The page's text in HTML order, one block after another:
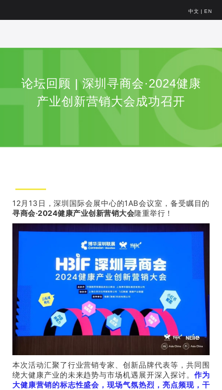
中文 | EN
论坛回顾 | 深圳寻商会·2024健康
产业创新营销大会成功召开
12月13日，深圳国际会展中心的1AB会议室，备受瞩目的
寻商会·2024健康产业创新营销大会隆重举行！
本次活动汇聚了行业营销专家、创新品牌代表等，共同围
绕大健康产业的未来趋势与市场机遇展开深入探讨。 作为
大健康营销的标志性盛会，现场气氛热烈，亮点频现，干